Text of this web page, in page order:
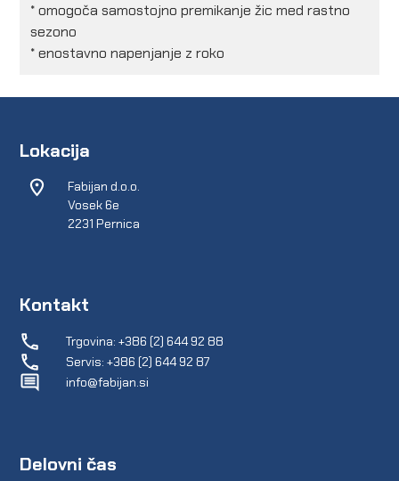
* omogoča samostojno premikanje žic med rastno
sezono
* enostavno napenjanje z roko
Lokacija
Fabijan d.o.o.
Vosek 6e
2231 Pernica
Kontakt
Trgovina: +386 (2) 644 92 88
Servis: +386 (2) 644 92 87
info@fabijan.si
Delovni čas